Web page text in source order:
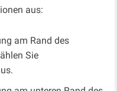
aus:
am Rand des
Sie